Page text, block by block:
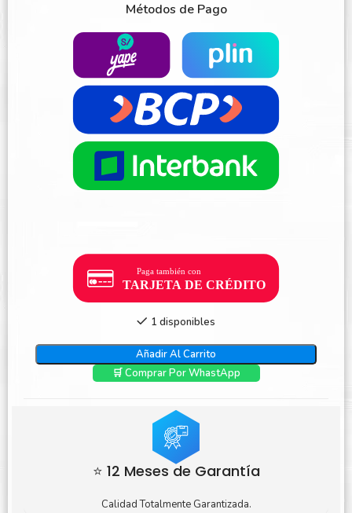
Métodos de Pago
1 disponibles
Añadir Al Carrito
🛒 Comprar Por WhastApp
⭐ 12 Meses de Garantía
Calidad Totalmente Garantizada.